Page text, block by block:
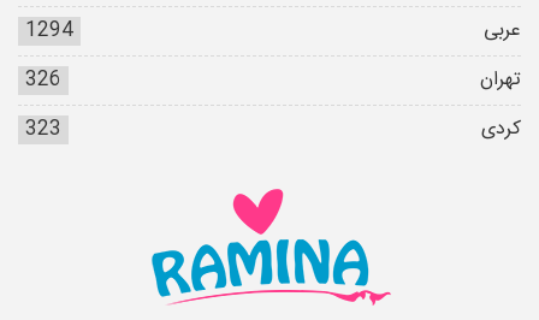
عربی
1294
تهران
326
کردی
323